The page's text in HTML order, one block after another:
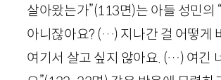
살아왔는가”(113면)는 아들 성민의
아니잖아요? (…) 지나간 걸 어떻게
여기서 살고 싶지 않아요. (…) 여긴